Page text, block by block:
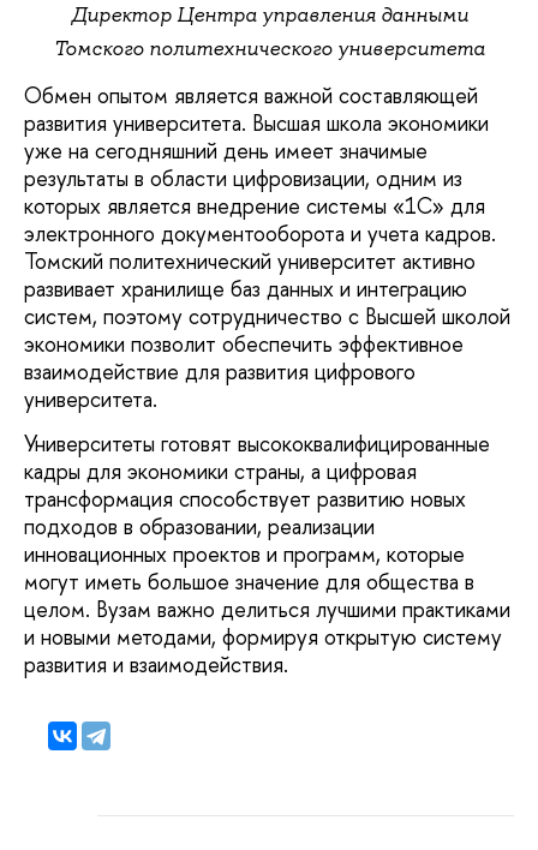
Директор Центра управления данными
Томского политехнического университета
Обмен опытом является важной составляющей
развития университета. Высшая школа экономики
уже на сегодняшний день имеет значимые
результаты в области цифровизации, одним из
которых является внедрение системы «1С» для
электронного документооборота и учета кадров.
Томский политехнический университет активно
развивает хранилище баз данных и интеграцию
систем, поэтому сотрудничество с Высшей школой
экономики позволит обеспечить эффективное
взаимодействие для развития цифрового
университета.
Университеты готовят высококвалифицированные
кадры для экономики страны, а цифровая
трансформация способствует развитию новых
подходов в образовании, реализации
инновационных проектов и программ, которые
могут иметь большое значение для общества в
целом. Вузам важно делиться лучшими практиками
и новыми методами, формируя открытую систему
развития и взаимодействия.